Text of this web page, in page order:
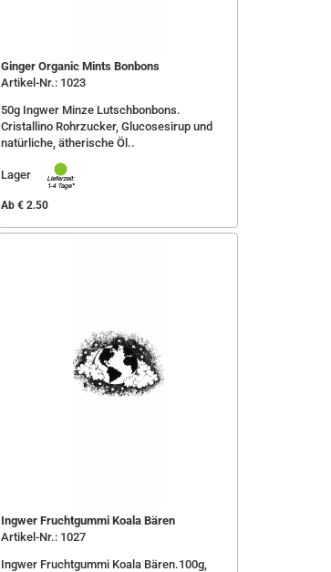
Ginger Organic Mints Bonbons
Artikel-Nr.: 1023
50g Ingwer Minze Lutschbonbons.
Cristallino Rohrzucker, Glucosesirup und
natürliche, ätherische Öl..
Lager
Ab € 2.50
Ingwer Fruchtgummi Koala Bären
Artikel-Nr.: 1027
Ingwer Fruchtgummi Koala Bären.100g,